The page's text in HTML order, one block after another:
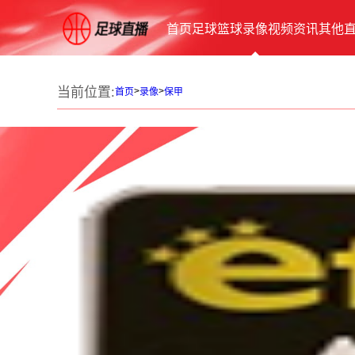
首页足球篮球录像视频资讯其他
当前位置:首页>录像>保甲